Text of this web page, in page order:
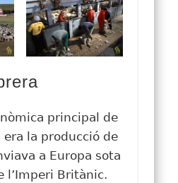
principal de
era la producció de
a Europa sota
l’Imperi Britànic.